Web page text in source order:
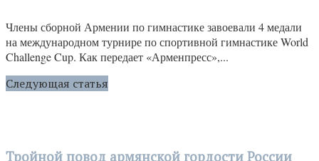
Члены сборной Армении по гимнастике завоевали 4 медали
на международном турнире по спортивной гимнастике World
Challenge Cup. Как передает «Арменпресс»,...
Следующая статья
Тройной повод армянской гордости России